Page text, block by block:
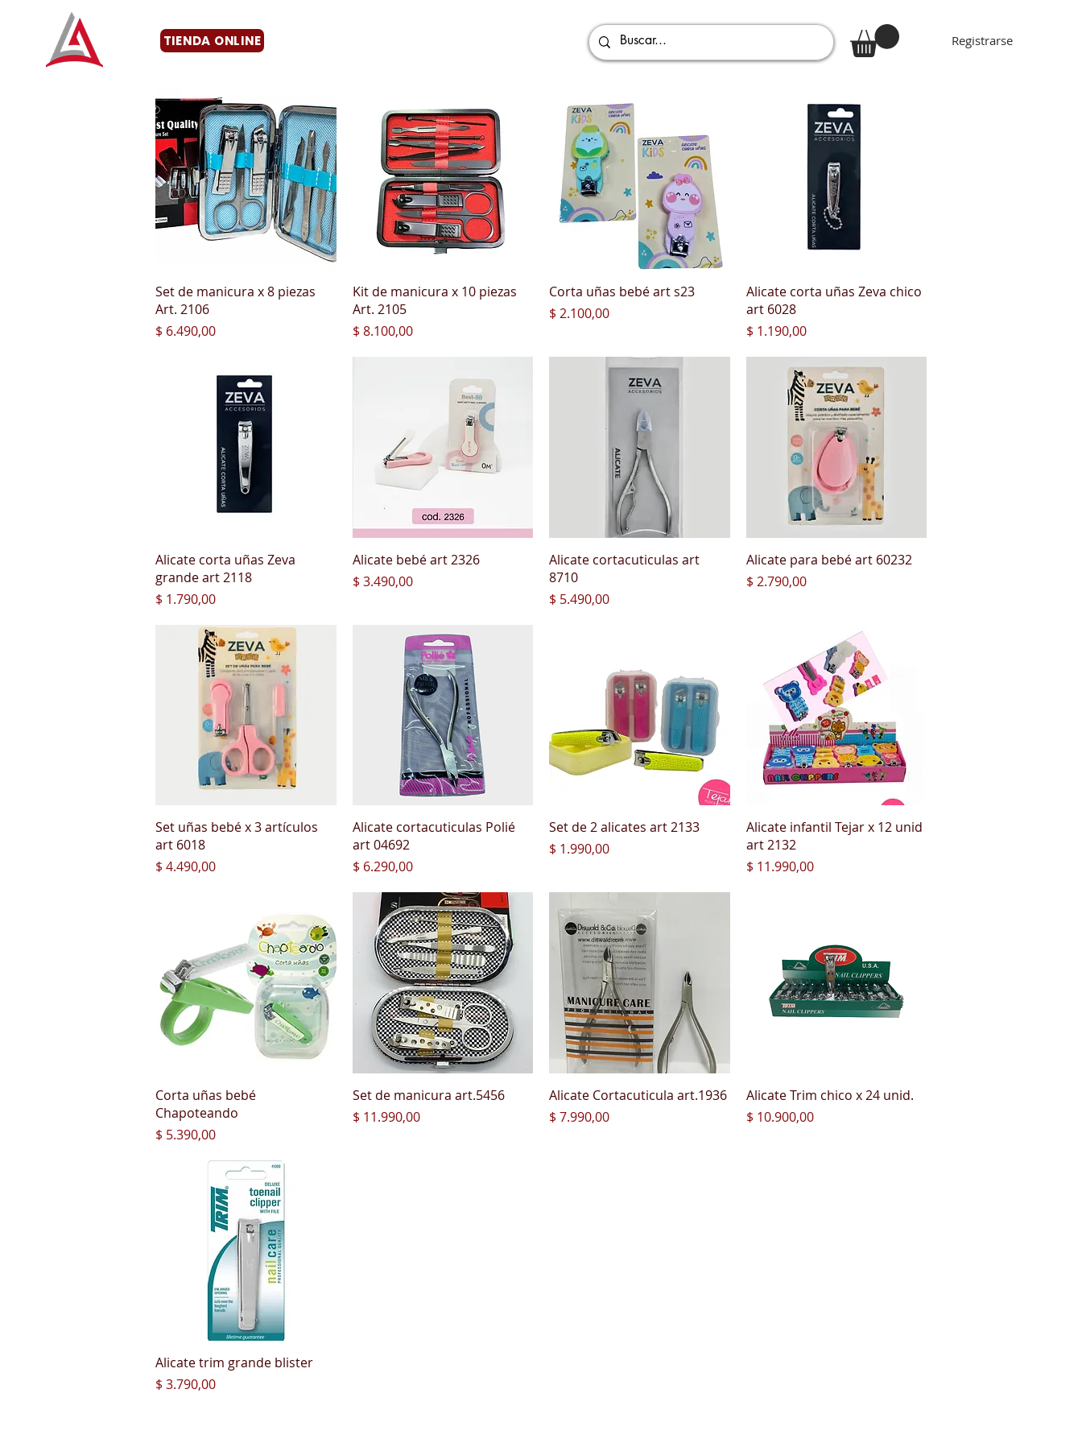
TIENDA ONLINE Registrarse
Vista rápida
Set de manicura x 8 piezas
Art. 2106
Precio
$ 6.490,00
Vista rápida
Kit de manicura x 10 piezas
Art. 2105
Precio
$ 8.100,00
Vista rápida
Corta uñas bebé art s23
Precio
$ 2.100,00
Vista rápida
Alicate corta uñas Zeva chico
art 6028
Precio
$ 1.190,00
Vista rápida
Alicate corta uñas Zeva
grande art 2118
Precio
$ 1.790,00
Vista rápida
Alicate bebé art 2326
Precio
$ 3.490,00
Vista rápida
Alicate cortacuticulas art
8710
Precio
$ 5.490,00
Vista rápida
Alicate para bebé art 60232
Precio
$ 2.790,00
Vista rápida
Set uñas bebé x 3 artículos
art 6018
Precio
$ 4.490,00
Vista rápida
Alicate cortacuticulas Polié
art 04692
Precio
$ 6.290,00
Vista rápida
Set de 2 alicates art 2133
Precio
$ 1.990,00
Vista rápida
Alicate infantil Tejar x 12 unid
art 2132
Precio
$ 11.990,00
Vista rápida
Corta uñas bebé
Chapoteando
Precio
$ 5.390,00
Vista rápida
Set de manicura art.5456
Precio
$ 11.990,00
Vista rápida
Alicate Cortacuticula art.1936
Precio
$ 7.990,00
Vista rápida
Alicate Trim chico x 24 unid.
Precio
$ 10.900,00
Vista rápida
Alicate trim grande blister
Precio
$ 3.790,00